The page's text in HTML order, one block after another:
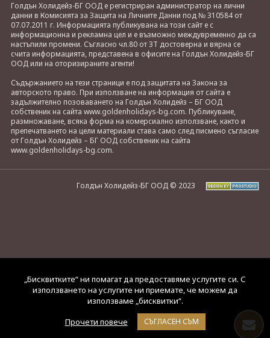
Голдън Холидейз-БГ ООД е регистриран администратор на лични
данни в Комисията за Защита на Личните Данни под № 310584 от
07.07.2011 г. Информацията публикувана на този сайт е с
информационна и рекламна цел и е възможно междувременно да са
настъпили промени. Съгласно чл.80 от ЗТ достоверна и вярна се
счита информацията, представена в офисите на Голдън Холидейз-БГ
ООД или на оторизираните агенти!
Съдържанието на тези страници е под защитата на Закона за
авторското право. При използване на информация от сайта е
задължително позоваването на Голдън Холидейз – БГ ООД
собственик на сайта www.goldenholidays-bg.com. Публикуване,
размножаване, всяка форма на комерсиално използване, както и
препечатването на цели материали става само след писмено съгласие
от Голдън Холидейз – БГ ООД собственик на сайта
www.goldenholidays-bg.com.
Голдън Холидейз-БГ ООД © 2023
„Бисквитките“ ни помагат да предоставяме услугите си. С
използването на услугите ни приемате, че можем да
използваме „бисквитки“.
Прочети повече
СЪГЛАСЕН СЪМ